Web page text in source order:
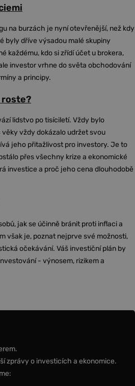
na burzách je nyní otevřenější, než kdy
byly dříve výsadou malé skupiny
každému, kdo si zřídí účet u brokera,
investor vrhne do světa obchodování
a principy.
roste?
lidstvo po tisíciletí. Vždy bylo
vždy dokázalo udržet svou
jeho přitažlivost pro investory. Je to
přes všechny krize a ekonomické
investice a proč jeho cena dlouhodobě
jak se účinně bránit proti inflaci a
však je, poznat nejprve své možnosti,
očekávání. Váš investiční plán by
- výnosem, rizikem a
zprávy o investicích a ekonomice.